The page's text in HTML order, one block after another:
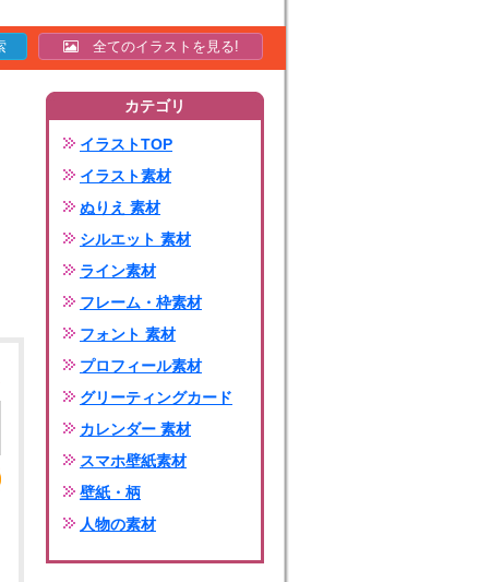
全てのイラストを見る!
カテゴリ
イラストTOP
イラスト素材
ぬりえ 素材
シルエット 素材
ライン素材
フレーム・枠素材
フォント 素材
プロフィール素材
グリーティングカード
カレンダー 素材
スマホ壁紙素材
壁紙・柄
人物の素材